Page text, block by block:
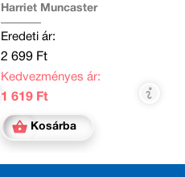
Harriet Muncaster
Eredeti ár:
2 699 Ft
Kedvezményes ár:
1 619 Ft
Kosárba